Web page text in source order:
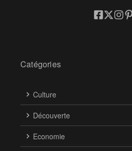
Catégories
Culture
Découverte
Economie